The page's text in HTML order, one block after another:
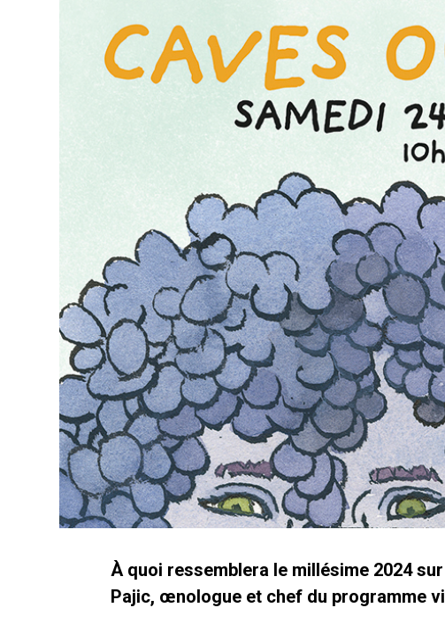
À quoi ressemblera le millésime 2024
Pajic, œnologue et chef du programme